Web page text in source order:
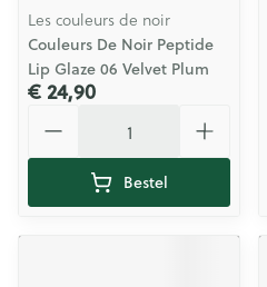
Les couleurs de noir
Couleurs De Noir Peptide
Lip Glaze 06 Velvet Plum
€ 24,90
Bestel